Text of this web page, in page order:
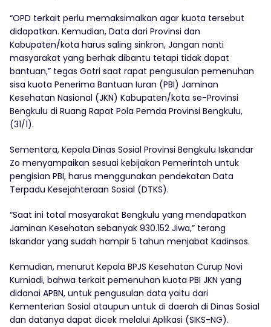
“OPD terkait perlu memaksimalkan agar kuota tersebut
didapatkan. Kemudian, Data dari Provinsi dan
Kabupaten/kota harus saling sinkron, Jangan nanti
masyarakat yang berhak dibantu tetapi tidak dapat
bantuan,” tegas Gotri saat rapat pengusulan pemenuhan
sisa kuota Penerima Bantuan Iuran (PBI) Jaminan
Kesehatan Nasional (JKN) Kabupaten/kota se-Provinsi
Bengkulu di Ruang Rapat Pola Pemda Provinsi Bengkulu,
(31/1).
Sementara, Kepala Dinas Sosial Provinsi Bengkulu Iskandar
Zo menyampaikan sesuai kebijakan Pemerintah untuk
pengisian PBI, harus menggunakan pendekatan Data
Terpadu Kesejahteraan Sosial (DTKS).
“Saat ini total masyarakat Bengkulu yang mendapatkan
Jaminan Kesehatan sebanyak 930.152 Jiwa,” terang
Iskandar yang sudah hampir 5 tahun menjabat Kadinsos.
Kemudian, menurut Kepala BPJS Kesehatan Curup Novi
Kurniadi, bahwa terkait pemenuhan kuota PBI JKN yang
didanai APBN, untuk pengusulan data yaitu dari
Kementerian Sosial ataupun untuk di daerah di Dinas Sosial
dan datanya dapat dicek melalui Aplikasi (SIKS-NG).